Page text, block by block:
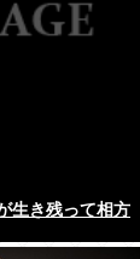
生き残って相方